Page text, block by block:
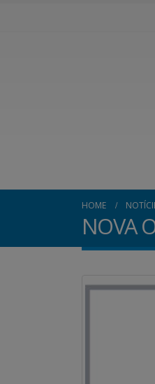
HOME
NOVA